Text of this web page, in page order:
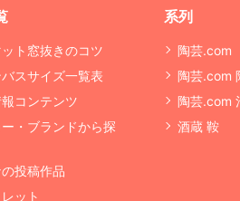
ト窓抜きのコツ
スサイズ一覧表
コンテンツ
ー・ブランドから探
投稿作品
ット
系列
陶芸.com
陶芸.com
陶芸.com
酒蔵 鞍